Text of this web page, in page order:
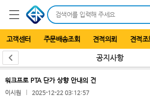
고객센터 주문배송조회 견적의뢰 견적조
공지사항
워크프로 PTA 단가 상향 안내의 건
이시원 2025-12-22 03:12:57